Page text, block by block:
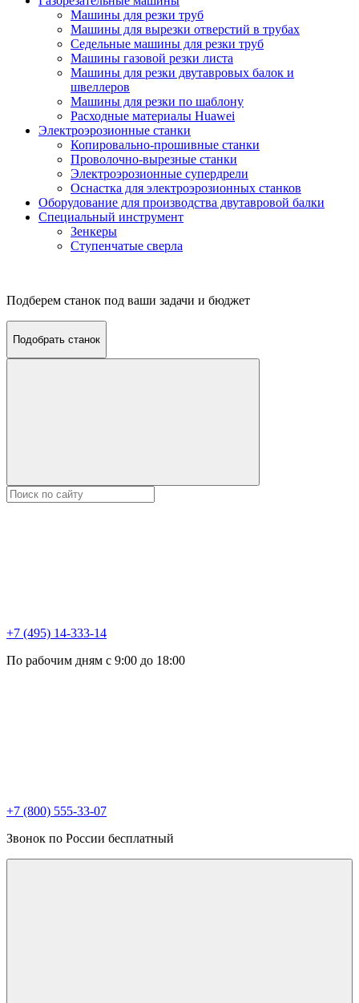
Машины для резки труб
Машины для вырезки отверстий в трубах
Седельные машины для резки труб
Машины газовой резки листа
Машины для резки двутавровых балок и
швеллеров
Машины для резки по шаблону
Расходные материалы Huawei
Электроэрозионные станки
Копировально-прошивные станки
Проволочно-вырезные станки
Электроэрозионные супердрели
Оснастка для электроэрозионных станков
Оборудование для производства двутавровой балки
Специальный инструмент
Зенкеры
Ступенчатые сверла
Подберем станок под ваши задачи и бюджет
Подобрать станок
+7 (495) 14-333-14
По рабочим дням с 9:00 до 18:00
+7 (800) 555-33-07
Звонок по России бесплатный